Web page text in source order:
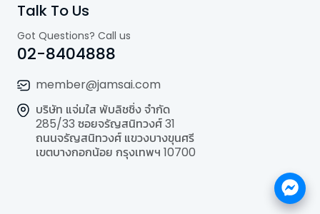
Talk To Us
Got Questions? Call us
02-8404888
member@jamsai.com
บริษัท แจ่มใส พับลิชชิ่ง จำกัด
285/33 ซอยจรัญสนิทวงศ์ 31
ถนนจรัญสนิทวงศ์ แขวงบางขุนศรี
เขตบางกอกน้อย กรุงเทพฯ 10700